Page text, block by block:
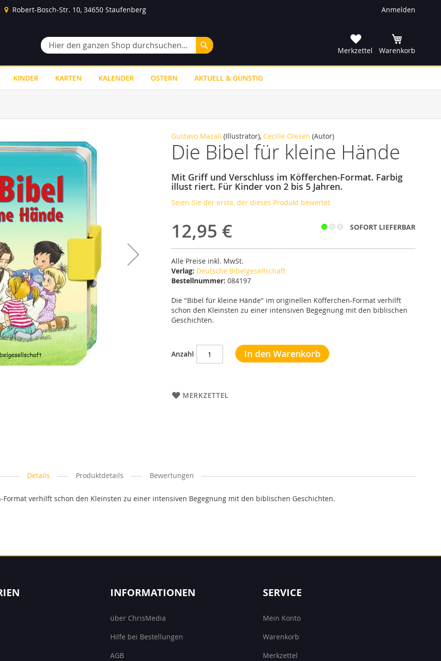
Anmelden
Robert-Bosch-Str. 10, 34650 Staufenberg
Suche
Suche
Merkzettel
Warenkorb
KINDER KARTEN KALENDER OSTERN AKTUELL & GÜNSTIG
Gustavo Mazali (Illustrator), Cecilie Olesen (Autor)
Die Bibel für kleine Hände
Mit Griff und Verschluss im Köfferchen-Format. Farbig
illust riert. Für Kinder von 2 bis 5 Jahren.
Seien Sie der erste, der dieses Produkt bewertet
12,95 € SOFORT LIEFERBAR
Alle Preise inkl. MwSt.
Verlag: Deutsche Bibelgesellschaft
Bestellnummer: 084197
Die "Bibel für kleine Hände" im originellen Köfferchen-Format verhilft
schon den Kleinsten zu einer intensiven Begegnung mit den biblischen
Geschichten.
Anzahl In den Warenkorb
MERKZETTEL
Details
verhilft schon den Kleinsten zu einer intensiven Begegnung mit den biblischen Geschichten.
Produktdetails Bewertungen
INFORMATIONEN
über ChrisMedia
Hilfe bei Bestellungen
AGB
SERVICE
Mein Konto
Warenkorb
Merkzettel